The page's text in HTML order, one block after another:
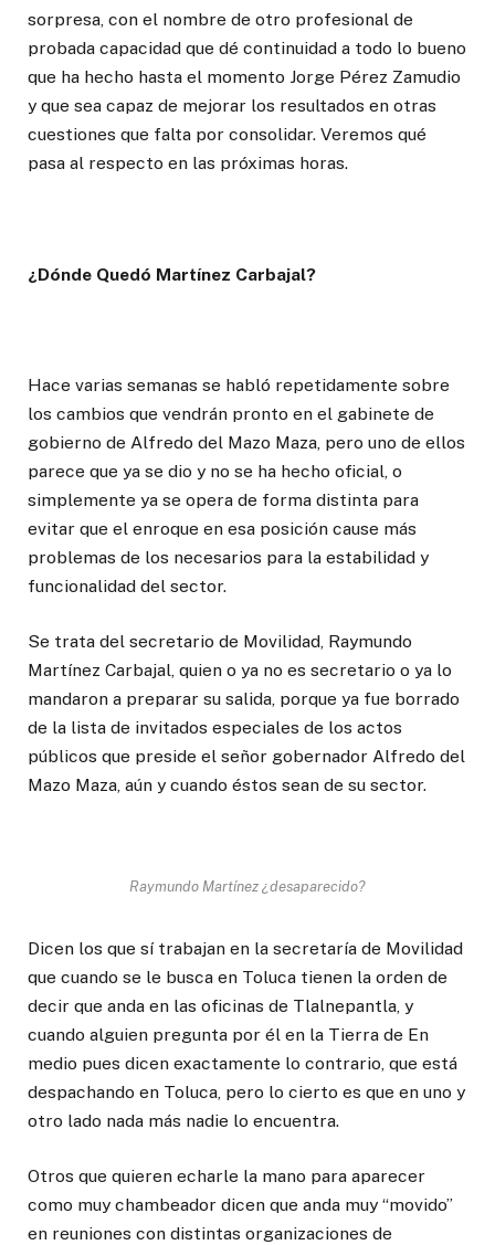
sorpresa, con el nombre de otro profesional de
probada capacidad que dé continuidad a todo lo bueno
que ha hecho hasta el momento Jorge Pérez Zamudio
y que sea capaz de mejorar los resultados en otras
cuestiones que falta por consolidar. Veremos qué
pasa al respecto en las próximas horas.
¿Dónde Quedó Martínez Carbajal?
Hace varias semanas se habló repetidamente sobre
los cambios que vendrán pronto en el gabinete de
gobierno de Alfredo del Mazo Maza, pero uno de ellos
parece que ya se dio y no se ha hecho oficial, o
simplemente ya se opera de forma distinta para
evitar que el enroque en esa posición cause más
problemas de los necesarios para la estabilidad y
funcionalidad del sector.
Se trata del secretario de Movilidad, Raymundo
Martínez Carbajal, quien o ya no es secretario o ya lo
mandaron a preparar su salida, porque ya fue borrado
de la lista de invitados especiales de los actos
públicos que preside el señor gobernador Alfredo del
Mazo Maza, aún y cuando éstos sean de su sector.
Raymundo Martínez ¿desaparecido?
Dicen los que sí trabajan en la secretaría de Movilidad
que cuando se le busca en Toluca tienen la orden de
decir que anda en las oficinas de Tlalnepantla, y
cuando alguien pregunta por él en la Tierra de En
medio pues dicen exactamente lo contrario, que está
despachando en Toluca, pero lo cierto es que en uno y
otro lado nada más nadie lo encuentra.
Otros que quieren echarle la mano para aparecer
como muy chambeador dicen que anda muy “movido”
en reuniones con distintas organizaciones de